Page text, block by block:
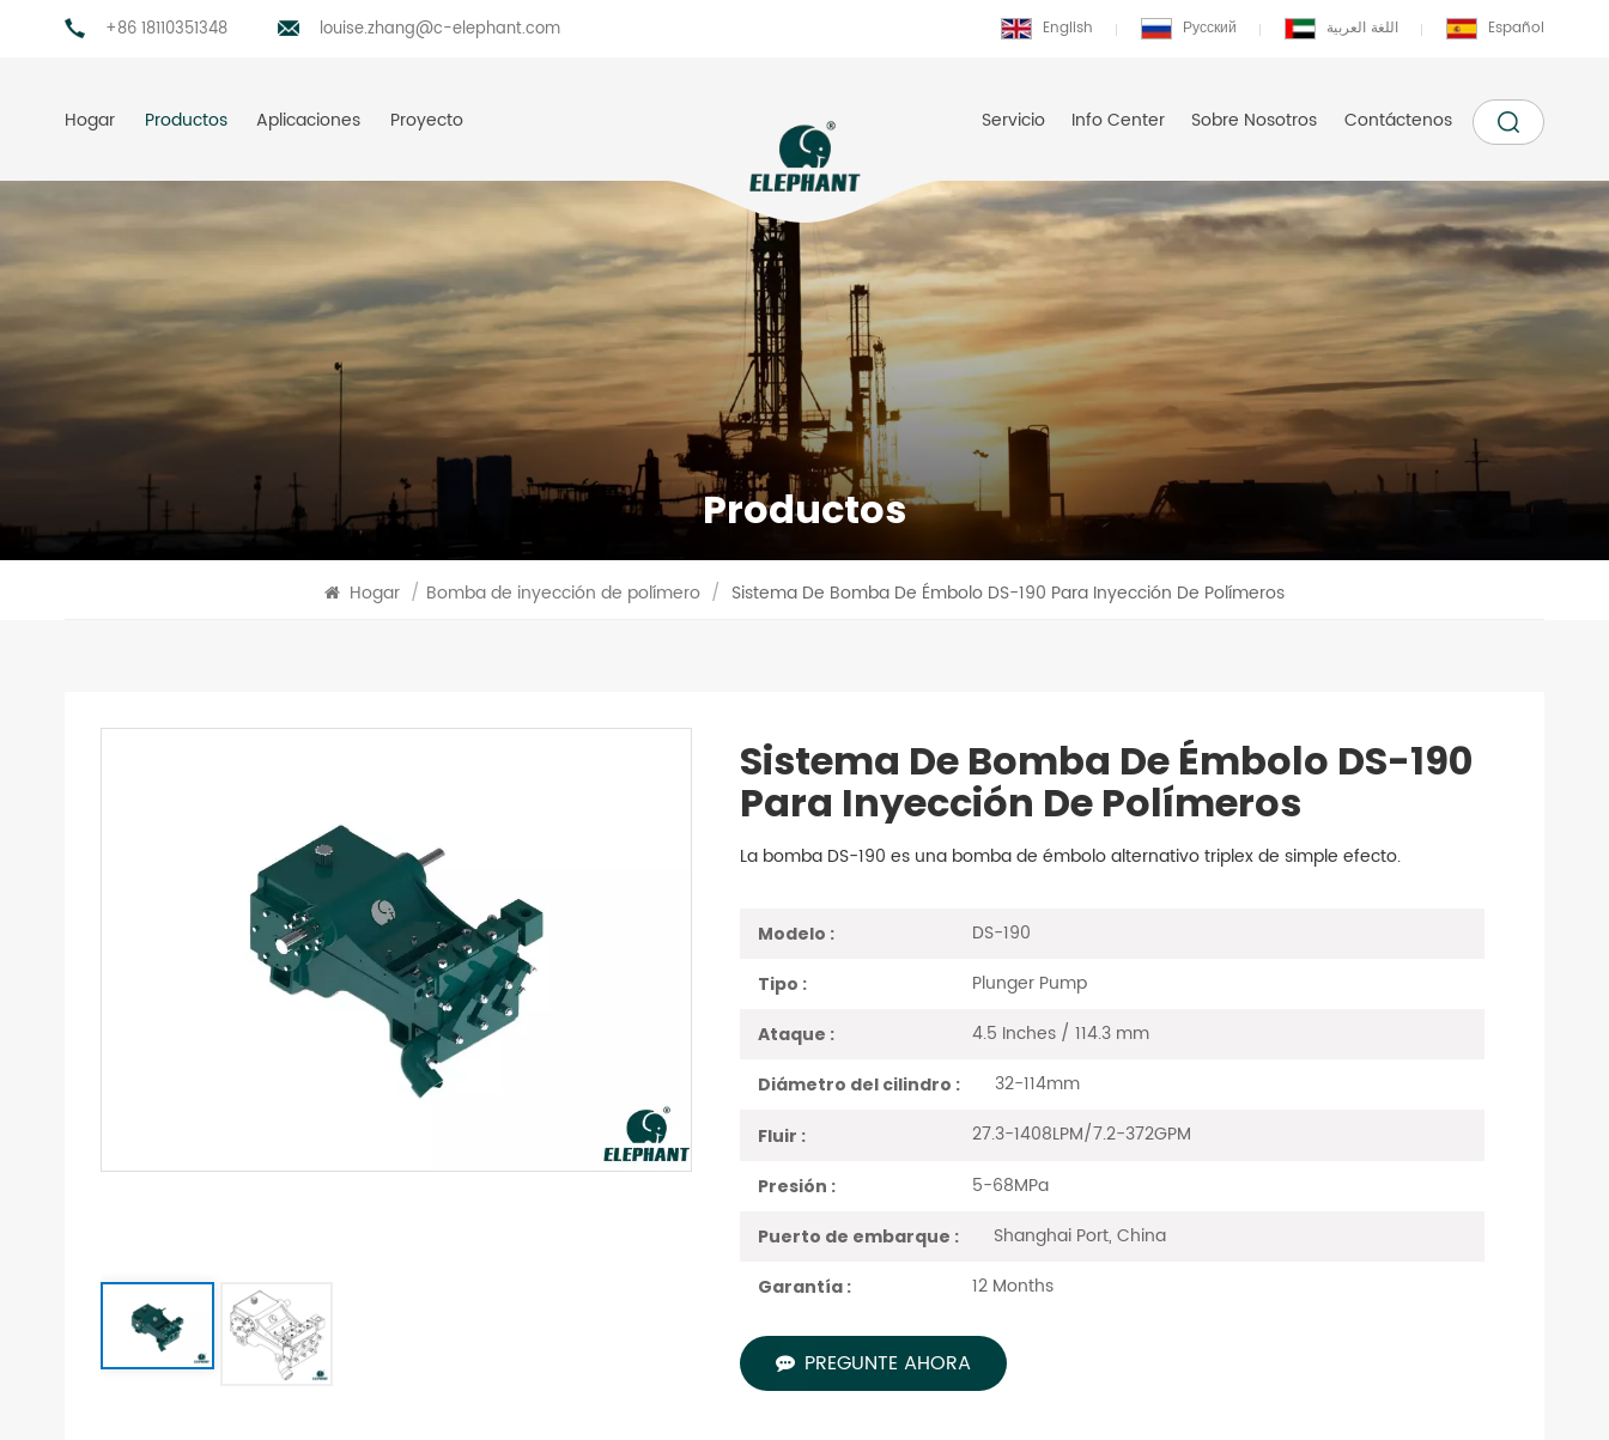
+86 18110351348 louise.zhang@c-elephant.com English Русский اللغة العربية Español
Hogar Productos Aplicaciones Proyecto Servicio Info Center Sobre Nosotros Contáctenos
Productos
Hogar / Bomba de inyección de polímero / Sistema De Bomba De Émbolo DS-190 Para Inyección De Polímeros
Sistema De Bomba De Émbolo DS-190
Para Inyección De Polímeros
La bomba DS-190 es una bomba de émbolo alternativo triplex de simple efecto.
Modelo : DS-190
Tipo : Plunger Pump
Ataque : 4.5 Inches / 114.3 mm
Diámetro del cilindro : 32-114mm
Fluir : 27.3-1408LPM/7.2-372GPM
Presión : 5-68MPa
Puerto de embarque : Shanghai Port, China
Garantía : 12 Months
PREGUNTE AHORA